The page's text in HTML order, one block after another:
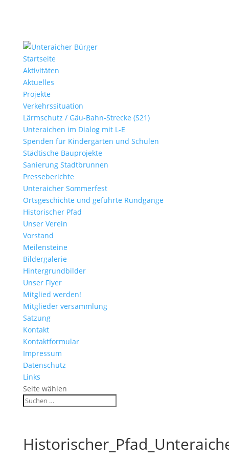
Startseite
Aktivitäten
Aktuelles
Projekte
Verkehrssituation
Lärmschutz / Gäu-Bahn-Strecke (S21)
Unteraichen im Dialog mit L-E
Spenden für Kindergärten und Schulen
Städtische Bauprojekte
Sanierung Stadtbrunnen
Presseberichte
Unteraicher Sommerfest
Ortsgeschichte und geführte Rundgänge
Historischer Pfad
Unser Verein
Vorstand
Meilensteine
Bildergalerie
Hintergrundbilder
Unser Flyer
Mitglied werden!
Mitglieder versammlung
Satzung
Kontakt
Kontaktformular
Impressum
Datenschutz
Links
Seite wählen